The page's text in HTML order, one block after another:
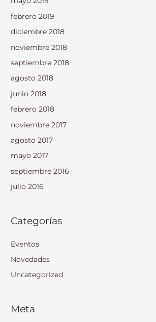
febrero 2019
diciembre 2018
noviembre 2018
septiembre 2018
agosto 2018
junio 2018
febrero 2018
noviembre 2017
agosto 2017
mayo 2017
septiembre 2016
julio 2016
Categorías
Eventos
Novedades
Uncategorized
Meta